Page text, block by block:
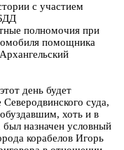
с участием
полномочия при
помощника
день будет
суда,
хоть и в
назначен условный
корабелов Игорь